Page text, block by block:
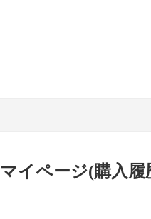
マイページ(購入